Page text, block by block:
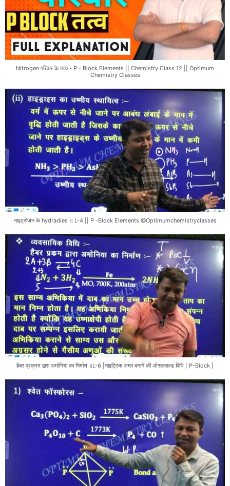
Nitrogen परिवार के तत्व - P - Block Elements || Chemistry Class 12 || Optimum
Chemistry Classes
नाइट्रोजन के hydradies ॥ L-4 || P -Block Elements @Optimumchemistryclasses
हैबर प्रक्रम द्वारा अमोनिया का निर्माण ॥L-6 |नाइट्रिक अम्ल बनाने की ओस्तावाल्ड विधि | P-Block |